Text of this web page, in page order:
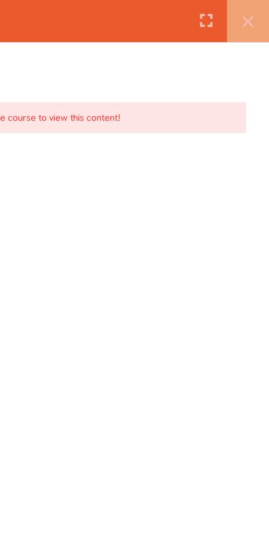
Kosár Ismerj meg!
course to view this content!